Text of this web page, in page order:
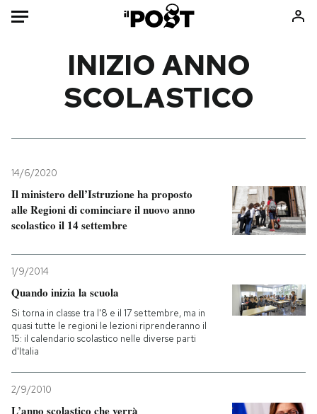
Mondo
Tecnologia
Internet
Scienza
Libri
Ok Boomer!
Mondiali calcio 2026
PODCAST
NEWSLETTER
INIZIO ANNO
SCOLASTICO
14/6/2020
Il ministero dell’Istruzione ha proposto
alle Regioni di cominciare il nuovo anno
scolastico il 14 settembre
1/9/2014
Quando inizia la scuola
Si torna in classe tra l'8 e il 17 settembre, ma in
quasi tutte le regioni le lezioni riprenderanno il
15: il calendario scolastico nelle diverse parti
d'Italia
2/9/2010
L’anno scolastico che verrà